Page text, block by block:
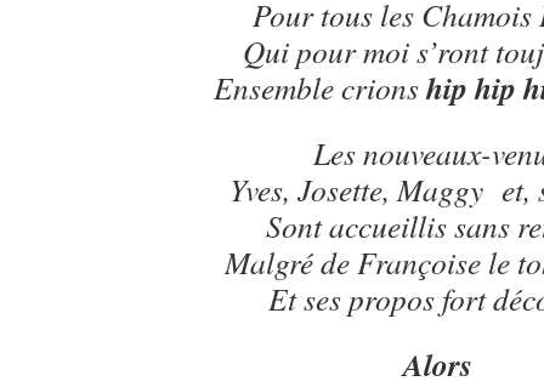
Pour tous les Chamois
Qui pour moi s’ront
Ensemble crionship hip
Les nouveaux-
Yves, Josette, Maggy et,
Sont accueillis sans
Malgré de Françoise le
Et ses propos fort
Alors